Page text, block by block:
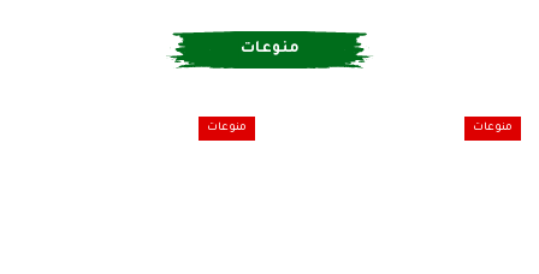
منوعات
UNCATEGORIZED منوعات